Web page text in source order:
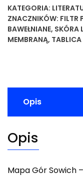
KATEGORIA:
ZNACZNIKÓW: FILTR
BAWEŁNIANE, SKÓRA
MEMBRANĄ, TABLICA
Opis
Opis
Mapa Gór Sowich